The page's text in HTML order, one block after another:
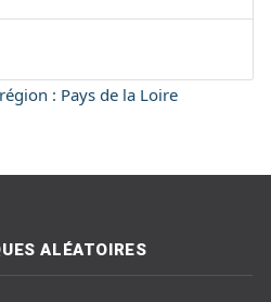
: Pays de la Loire
ALÉATOIRES